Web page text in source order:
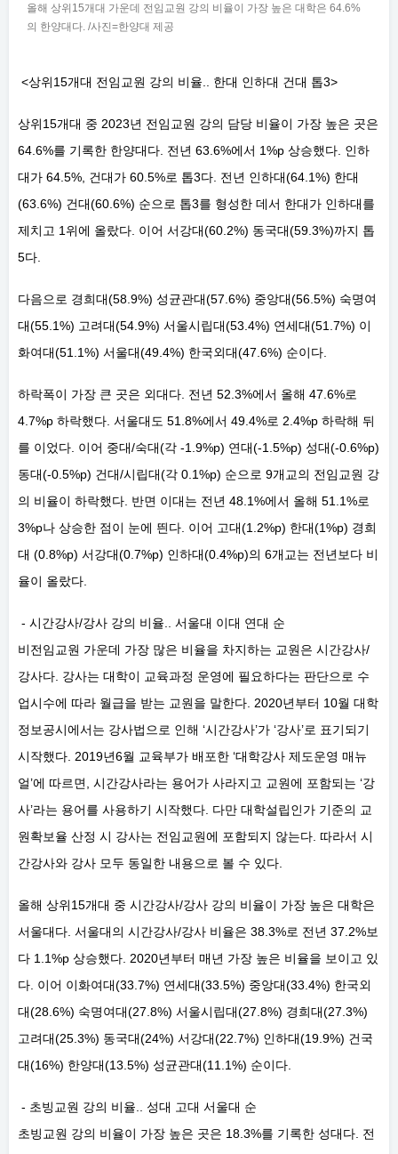
올해 상위15개대 가운데 전임교원 강의 비율이 가장 높은 대학은 64.6%
의 한양대다. /사진=한양대 제공
<상위15개대 전임교원 강의 비율.. 한대 인하대 건대 톱3>
상위15개대 중 2023년 전임교원 강의 담당 비율이 가장 높은 곳은
64.6%를 기록한 한양대다. 전년 63.6%에서 1%p 상승했다. 인하
대가 64.5%, 건대가 60.5%로 톱3다. 전년 인하대(64.1%) 한대
(63.6%) 건대(60.6%) 순으로 톱3를 형성한 데서 한대가 인하대를
제치고 1위에 올랐다. 이어 서강대(60.2%) 동국대(59.3%)까지 톱
5다.
다음으로 경희대(58.9%) 성균관대(57.6%) 중앙대(56.5%) 숙명여
대(55.1%) 고려대(54.9%) 서울시립대(53.4%) 연세대(51.7%) 이
화여대(51.1%) 서울대(49.4%) 한국외대(47.6%) 순이다.
하락폭이 가장 큰 곳은 외대다. 전년 52.3%에서 올해 47.6%로
4.7%p 하락했다. 서울대도 51.8%에서 49.4%로 2.4%p 하락해 뒤
를 이었다. 이어 중대/숙대(각 -1.9%p) 연대(-1.5%p) 성대(-0.6%p)
동대(-0.5%p) 건대/시립대(각 0.1%p) 순으로 9개교의 전임교원 강
의 비율이 하락했다. 반면 이대는 전년 48.1%에서 올해 51.1%로
3%p나 상승한 점이 눈에 띈다. 이어 고대(1.2%p) 한대(1%p) 경희
대 (0.8%p) 서강대(0.7%p) 인하대(0.4%p)의 6개교는 전년보다 비
율이 올랐다.
- 시간강사/강사 강의 비율.. 서울대 이대 연대 순
비전임교원 가운데 가장 많은 비율을 차지하는 교원은 시간강사/
강사다. 강사는 대학이 교육과정 운영에 필요하다는 판단으로 수
업시수에 따라 월급을 받는 교원을 말한다. 2020년부터 10월 대학
정보공시에서는 강사법으로 인해 ‘시간강사’가 ‘강사’로 표기되기
시작했다. 2019년6월 교육부가 배포한 ‘대학강사 제도운영 매뉴
얼’에 따르면, 시간강사라는 용어가 사라지고 교원에 포함되는 ‘강
사’라는 용어를 사용하기 시작했다. 다만 대학설립인가 기준의 교
원확보율 산정 시 강사는 전임교원에 포함되지 않는다. 따라서 시
간강사와 강사 모두 동일한 내용으로 볼 수 있다.
올해 상위15개대 중 시간강사/강사 강의 비율이 가장 높은 대학은
서울대다. 서울대의 시간강사/강사 비율은 38.3%로 전년 37.2%보
다 1.1%p 상승했다. 2020년부터 매년 가장 높은 비율을 보이고 있
다. 이어 이화여대(33.7%) 연세대(33.5%) 중앙대(33.4%) 한국외
대(28.6%) 숙명여대(27.8%) 서울시립대(27.8%) 경희대(27.3%)
고려대(25.3%) 동국대(24%) 서강대(22.7%) 인하대(19.9%) 건국
대(16%) 한양대(13.5%) 성균관대(11.1%) 순이다.
- 초빙교원 강의 비율.. 성대 고대 서울대 순
초빙교원 강의 비율이 가장 높은 곳은 18.3%를 기록한 성대다. 전